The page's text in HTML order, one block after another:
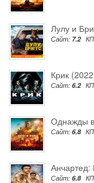
Лулу и
Сайт: 7.2
Крик
Сайт: 6.2
Однажды
Сайт: 6.8
Анчартед:
Сайт: 6.8